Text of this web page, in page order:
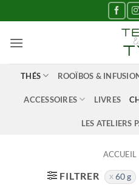
au
contenu
THÉS ROOÏBOS &
ACCESSOIRES LIVRES
LES ATELIERS
ACCUEIL
FILTRER 60 g